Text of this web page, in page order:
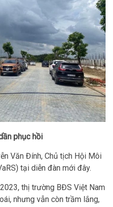
phục hồi
Văn Đính, Chủ tịch Hội Môi
tại diễn đàn mới đây.
thị trường BĐS Việt Nam
nhưng vẫn còn trầm lắng,